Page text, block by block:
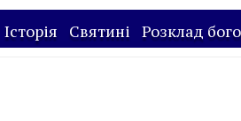
Історія Святині Розклад